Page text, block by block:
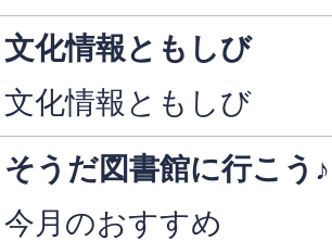
文化情報ともしび
文化情報ともしび
そうだ図書館に行こう♪
今月のおすすめ